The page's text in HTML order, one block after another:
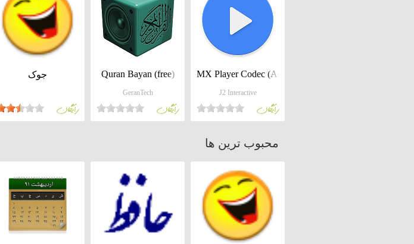
MX Player Codec (ARMv6 VFP)
J2 Interactive
رايگان
Quran Bayan (free)
GeranTech
رايگان
جوک
رايگان
Milad Dictionary رادیو آرامش Sina MB
محبوب ترين ها